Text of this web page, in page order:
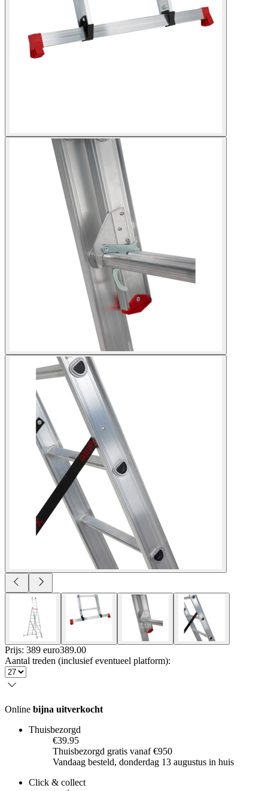
Prijs: 389 euro389.00
Aantal treden (inclusief eventueel platform):
Online bijna uitverkocht
Thuisbezorgd
€39.95
Thuisbezorgd gratis vanaf €950
Vandaag besteld, donderdag 13 augustus in huis
Click & collect